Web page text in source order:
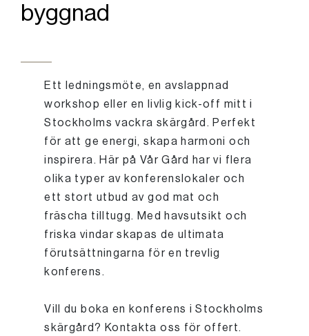
byggnad
Ett ledningsmöte, en avslappnad
workshop eller en livlig kick-off mitt i
Stockholms vackra skärgård. Perfekt
för att ge energi, skapa harmoni och
inspirera. Här på Vår Gård har vi flera
olika typer av konferenslokaler och
ett stort utbud av god mat och
fräscha tilltugg. Med havsutsikt och
friska vindar skapas de ultimata
förutsättningarna för en trevlig
konferens.
Vill du boka en konferens i Stockholms
skärgård? Kontakta oss för offert.